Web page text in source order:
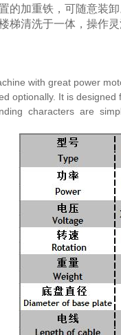
加重铁，可随意装卸
梯清洗于一体，操作灵
with great power
optionally. It is designed
characters are